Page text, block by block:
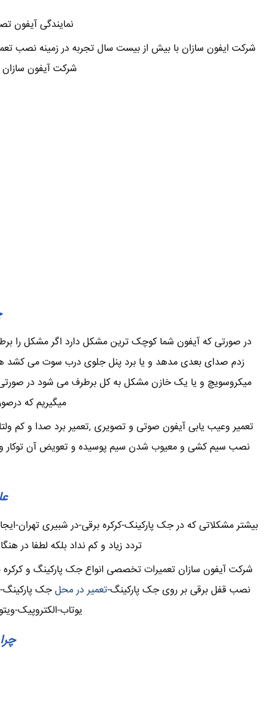
نمایندگی آیفون
شرکت ایفون سازان با بیش از بیست سال تجربه در زمینه نصب
شرکت آیفون
در صورتی که آیفون شما کوچک ترین مشکل دارد اگر مشکل را
زدم صدای بعدی مدهد و یا برد پنل جلوی درب سوت می کشد
میکروسویچ و یا یک خازن مشکل به کل برطرف می شود در صورتی
میگیریم که
تعمیر وعیب یابی آیفون صوتی و تصویری ,تعمیر برد صدا و کم
نصب سیم کشی و معیوب شدن سیم پوسیده و تعویض آن توکار و یا
بیشتر مشکلاتی که در جک پارکینک-کرکره برقی-در شبیری
تردد زیاد و کم نداد بلکه لطفا در
شرکت آیفون سازان تعمیرات تخصصی انواع جک پارکینگ و کرکره
نصب قفل برقی بر روی جک پارکینگ-تعمیر در محلجک پارکینگ-
یوتاب-الکتروپیک-